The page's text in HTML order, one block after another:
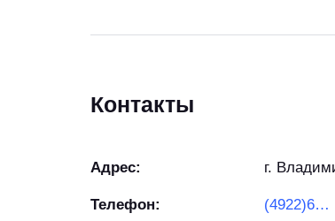
Контакты
Адрес: г.
Телефон: (4922)600-142